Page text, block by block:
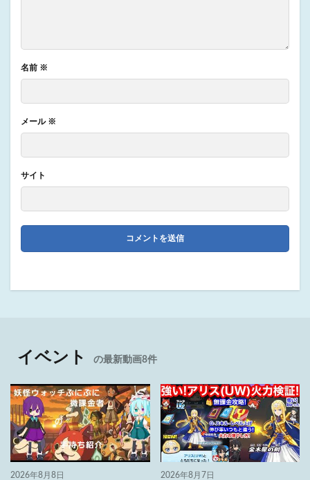
名前 ※
メール ※
サイト
イベント の最新動画8件
2026年8月8日 2026年8月7日